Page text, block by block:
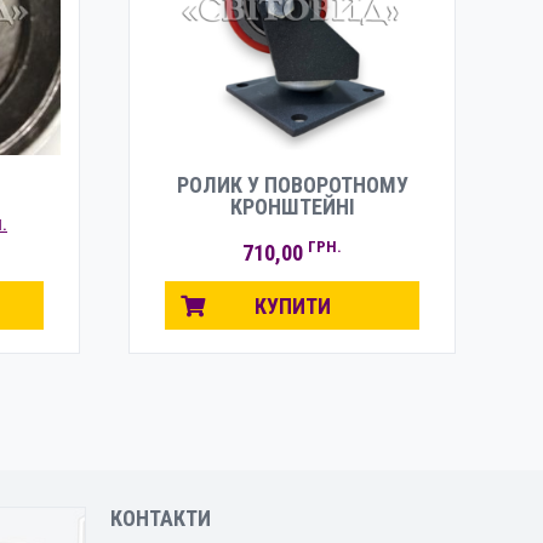
36,00 ГРН..
РОЛИК У ПОВОРОТНОМУ
КРОНШТЕЙНІ
710,00 ГРН.
КУПИТИ
КОНТАКТИ